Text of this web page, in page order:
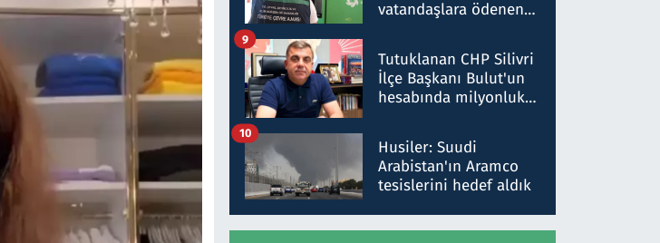
vatandaşlara ödenen
düşürüldüğü" iddiasını
yalanladı
Tutuklanan CHP Silivri
İlçe Başkanı Bulut'un
hesabında milyonluk
talimat verdi, ben
gönderdim
9
Husiler: Suudi
Arabistan'ın Aramco
tesislerini hedef aldık
10